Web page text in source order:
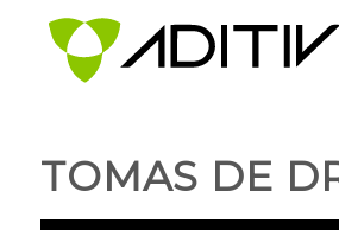
TOMAS DE